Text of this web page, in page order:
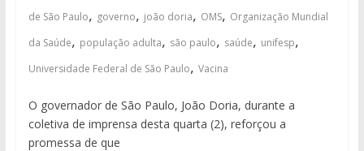
de São Paulo, governo, joão doria, OMS, Organização Mundial
da Saúde, população adulta, são paulo, saúde, unifesp,
Universidade Federal de São Paulo, Vacina
O governador de São Paulo, João Doria, durante a
coletiva de imprensa desta quarta (2), reforçou a
promessa de que